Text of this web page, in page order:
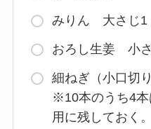
みりん 大さじ1
おろし生姜 小
細ねぎ（小口切
※10本のうち4本
用に残しておく。